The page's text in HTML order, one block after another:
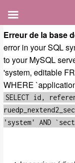
Erreur de la base
error in your SQL
to your MySQL
'system, editable
WHERE
SELECT id,
'system' AND